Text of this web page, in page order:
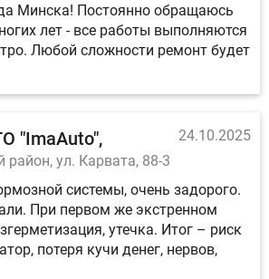
Минска! Постоянно обращаюсь
лет - все работы выполняются
Любой сложности ремонт будет
"ImaAuto"
ул. Карвата, 88-3
24.10.2025
системы, очень задорого.
При первом же экстренном
утечка. Итог – риск
потеря кучи денег, нервов,